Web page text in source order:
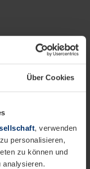
Über Cookies
, verwenden
personalisieren,
zu können und
analysieren.